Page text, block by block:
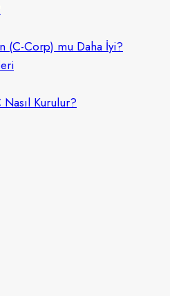
(C-Corp) mu Daha İyi?
Nasıl Kurulur?